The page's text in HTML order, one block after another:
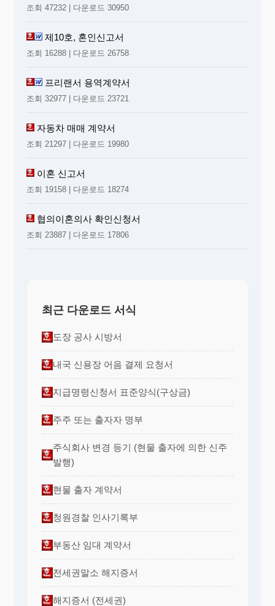
조회 47232 | 다운로드 30950
제10호, 혼인신고서
조회 16288 | 다운로드 26758
프리랜서 용역계약서
조회 32977 | 다운로드 23721
자동차 매매 계약서
조회 21297 | 다운로드 19980
이혼 신고서
조회 19158 | 다운로드 18274
협의이혼의사 확인신청서
조회 23887 | 다운로드 17806
최근 다운로드 서식
도장 공사 시방서
내국 신용장 어음 결제 요청서
지급명령신청서 표준양식(구상금)
주주 또는 출자자 명부
주식회사 변경 등기 (현물 출자에 의한 신주
발행)
현물 출자 계약서
청원경찰 인사기록부
부동산 임대 계약서
전세권말소 해지증서
해지증서 (전세권)